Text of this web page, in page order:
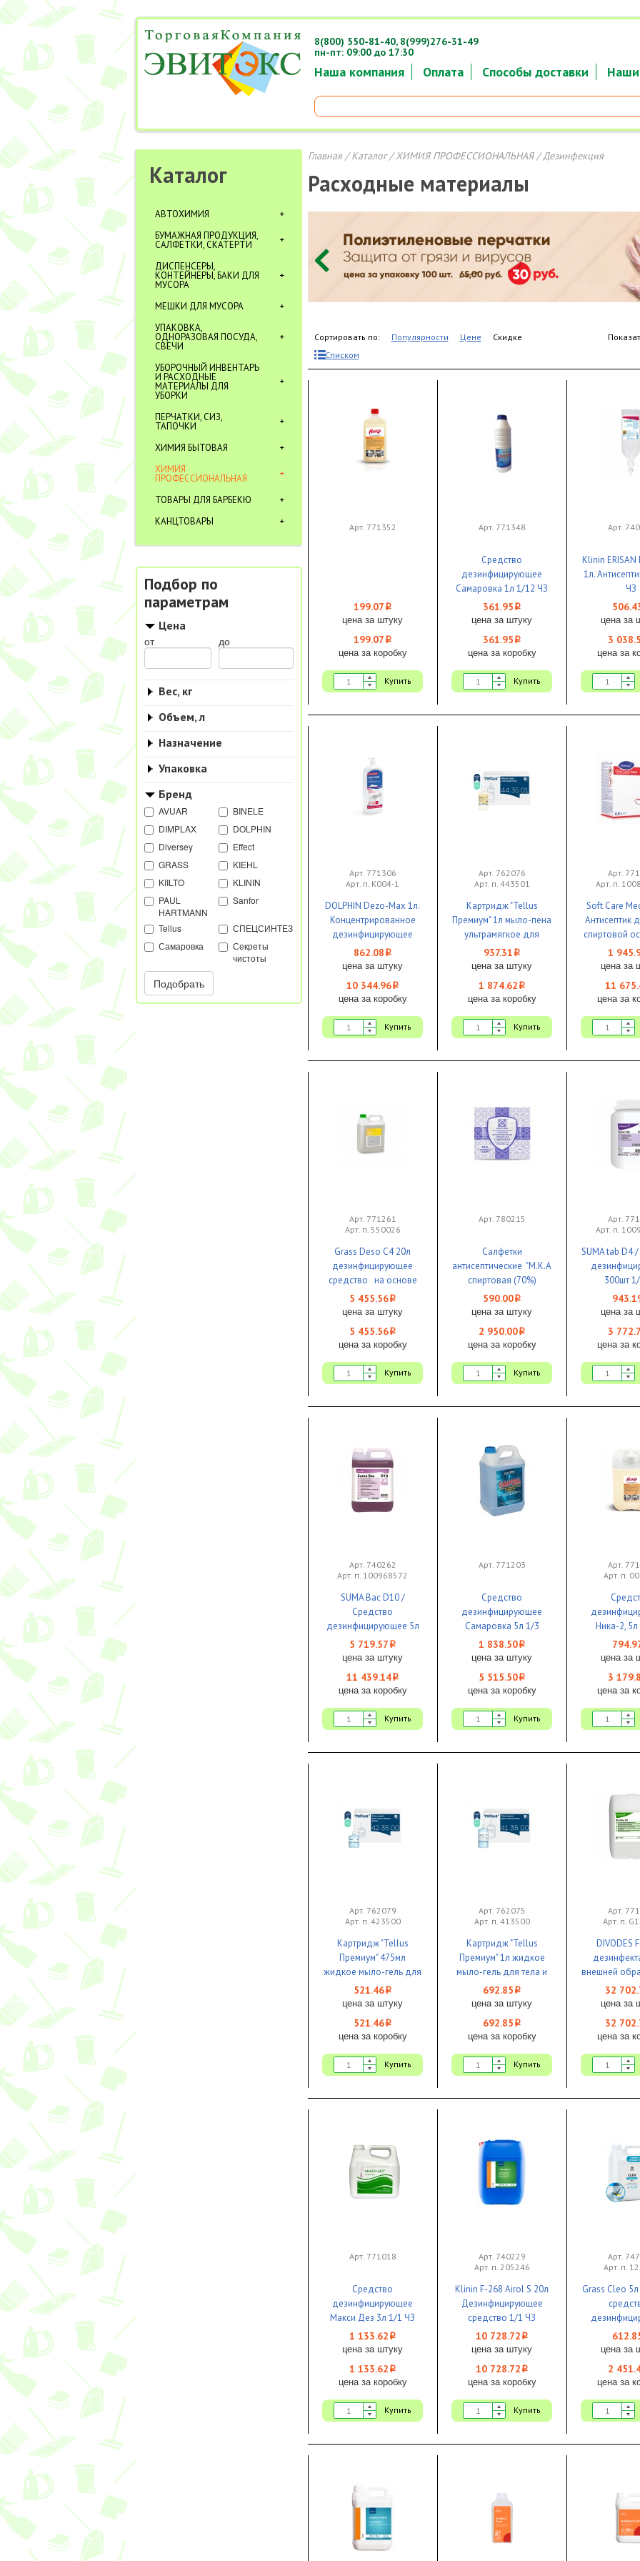
Наша компания Оплата Способы доставки Наши
8(800) 550-81-40, 8(999)276-31-49
пн-пт: 09:00 до 17:30
Каталог
АВТОХИМИЯ
БУМАЖНАЯ ПРОДУКЦИЯ,
САЛФЕТКИ, СКАТЕРТИ
ДИСПЕНСЕРЫ,
КОНТЕЙНЕРЫ, БАКИ ДЛЯ
МУСОРА
МЕШКИ ДЛЯ МУСОРА
УПАКОВКА,
ОДНОРАЗОВАЯ ПОСУДА,
СВЕЧИ
УБОРОЧНЫЙ ИНВЕНТАРЬ
И РАСХОДНЫЕ
МАТЕРИАЛЫ ДЛЯ
УБОРКИ
ПЕРЧАТКИ, СИЗ,
ТАПОЧКИ
ХИМИЯ БЫТОВАЯ
ХИМИЯ
ПРОФЕССИОНАЛЬНАЯ
ТОВАРЫ ДЛЯ БАРБЕКЮ
КАНЦТОВАРЫ
Подбор по
параметрам
Цена
от до
Вес, кг
Объем, л
Назначение
Упаковка
Бренд
AVUAR
BINELE
DIMPLAX
DOLPHIN
Diversey
Effect
GRASS
KIEHL
KIILTO
KLININ
PAUL
HARTMANN
Sanfor
Tellus
СПЕЦСИНТЕЗ
Самаровка
Секреты
чистоты
Подобрать
Главная/Каталог/ХИМИЯ ПРОФЕССИОНАЛЬНАЯ/ Дезинфекция
Расходные материалы
Сортировать по: Популярности Цене Скидке
Списком
Арт. 771352
199.07 i
цена за штуку
199.07 i
цена за коробку
Купить
Арт. 771348
Средство
дезинфицирующее
Самаровка 1л 1/12 ЧЗ
361.95 i
цена за штуку
361.95 i
цена за коробку
Купить
Арт.
Klinin ERISAN
1л.
ЧЗ
цена за
3
цена за
Арт. 771306
Арт. п. К004-1
DOLPHIN Dezo-Max 1л.
Концентрированное
дезинфицирующее
средство 1/12 ЧЗ
862.08 i
цена за штуку
10 344.96i
цена за коробку
Купить
Арт. 762076
Арт. п. 443501
Картридж "Tellus
Премиум" 1л мыло-пена
ультрамягкое для
системы S4/SC4 1/6 ЧЗ
937.31 i
цена за штуку
1 874.62 i
цена за коробку
Купить
Арт.
Арт. п.
Soft Care
Антисептик
спиртовой
1
цена за
11
цена за
Арт. 771261
Арт. п. 550026
Grass Deso C4 20л
дезинфицирующее
средство на основе
надуксусной кислоты
1/1 ЧЗ
5 455.56i
цена за штуку
5 455.56i
цена за коробку
Купить
Арт. 780215
Салфетки
антисептические "М.К.Асептика"
спиртовая (70%)
размер 135мм*185мм
120шт 1/5
590.00i
цена за штуку
2 950.00i
цена за коробку
Купить
Арт.
Арт. п.
SUMA tab D4
300шт
цена за
3
цена за
Арт. 740262
Арт. п. 100968572
SUMA Bac D10 /
Средство
дезинфицирующее 5л
1/2 ЧЗ
5 719.57 i
цена за штуку
11 439.14i
цена за коробку
Купить
Арт. 771203
Средство
дезинфицирующее
Самаровка 5л 1/3
1 838.50i
цена за штуку
5 515.50i
цена за коробку
Купить
Арт.
Арт. п.
Ника-2,
цена за
3
цена за
Арт. 762079
Арт. п. 423500
Картридж "Tellus
Премиум" 475мл
жидкое мыло-гель для
тела и волос SC2 1/8 ЧЗ
521.46i
цена за штуку
521.46i
цена за коробку
Купить
Арт. 762075
Арт. п. 413500
Картридж "Tellus
Премиум" 1л жидкое
мыло-гель для тела и
волос SC1 1/6 ЧЗ
692.85 i
цена за штуку
692.85 i
цена за коробку
Купить
Арт.
Арт. п.
DIVODES
внешней
ЧЗ
32
цена за
32
цена за
Арт. 771018
Средство
дезинфицирующее
Макси Дез 3л 1/1 ЧЗ
1 133.62 i
цена за штуку
1 133.62 i
цена за коробку
Купить
Арт. 740229
Арт. п. 205246
Klinin F-268 Airol S 20л
Дезинфицирующее
средство 1/1 ЧЗ
10 728.72 i
цена за штуку
10 728.72 i
цена за коробку
Купить
Арт.
Арт. п.
Grass Cleo
эффектом
цена за
2
цена за